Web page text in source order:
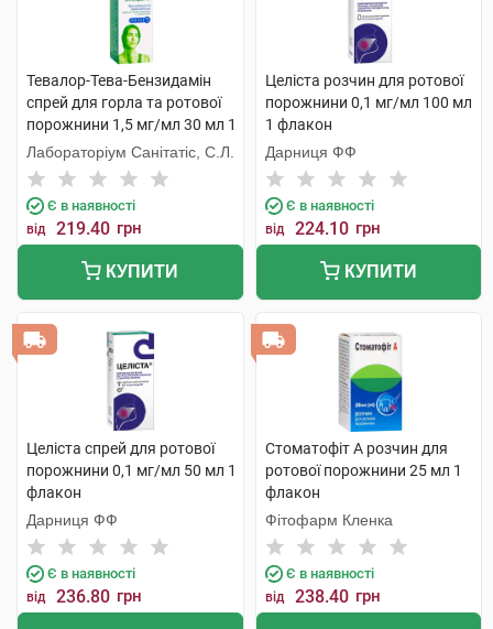
Тевалор-Тева-Бензидамін
спрей для горла та ротової
порожнини 1,5 мг/мл 30 мл 1
флакон
Лабораторіум Санітатіс, С.Л.
Є в наявності
від 219.40 грн
КУПИТИ
Целіста розчин для ротової
порожнини 0,1 мг/мл 100 мл
1 флакон
Дарниця ФФ
Є в наявності
від 224.10 грн
КУПИТИ
Целіста спрей для ротової
порожнини 0,1 мг/мл 50 мл 1
флакон
Дарниця ФФ
Є в наявності
від 236.80 грн
Стоматофіт А розчин для
ротової порожнини 25 мл 1
флакон
Фітофарм Кленка
Є в наявності
від 238.40 грн